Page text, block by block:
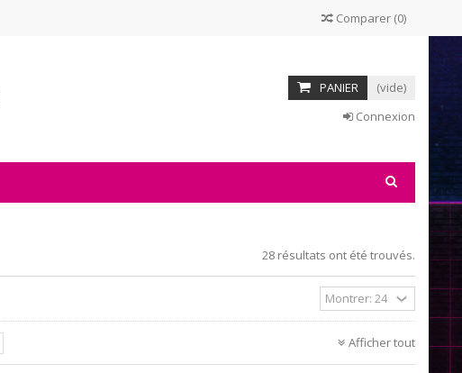
Comparer (0)
PANIER
(vide)
Connexion
28 résultats ont été trouvés.
Afficher tout